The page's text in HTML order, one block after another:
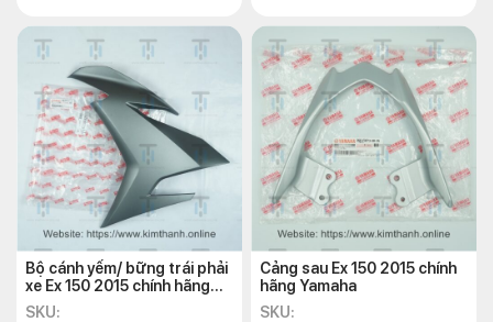
Bộ cánh yếm/ bững trái phải
xe Ex 150 2015 chính hãng
Yamaha
SKU:
Cảng sau Ex 150 2015 chính
hãng Yamaha
SKU: